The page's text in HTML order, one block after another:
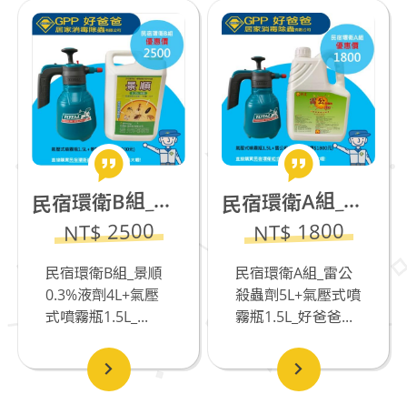
民宿環衛B組_景順0.3%液劑4L+氣壓式噴霧瓶1.5L
NT$ 2500
民宿環衛B組_景順
0.3%液劑4L+氣壓
式噴霧瓶1.5L_...
民宿環衛A組_雷公殺蟲劑5L(若有飼養貓咪不推薦)+氣壓式噴霧瓶1.5L
NT$ 1800
民宿環衛A組_雷公
殺蟲劑5L+氣壓式噴
霧瓶1.5L_好爸爸...